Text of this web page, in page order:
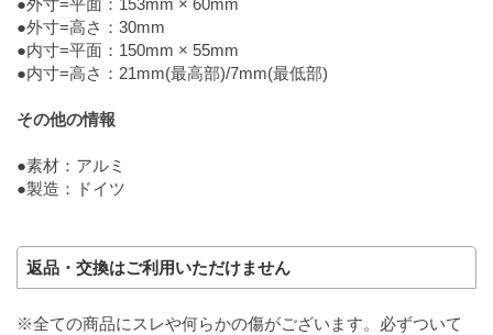
●外寸=平面：153mm × 60mm
●外寸=高さ：30mm
●内寸=平面：150mm × 55mm
●内寸=高さ：21mm(最高部)/7mm(最低部)
その他の情報
●素材：アルミ
●製造：ドイツ
返品・交換はご利用いただけません
※全ての商品にスレや何らかの傷がございます。必ずついて